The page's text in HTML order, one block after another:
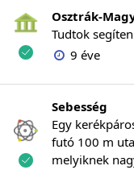
Osztrák-
Tudtok
9 éve
Sebesség
Egy
futó 100 m
melyiknek